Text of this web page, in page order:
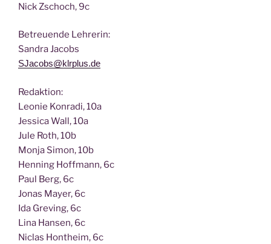
Nick Zscho­ch, 9c
Betreu­en­de Lehrerin:
San­dra Jacobs
SJacobs@klrplus.de
Redak­ti­on:
Leo­nie Kon­ra­di, 10a
Jes­si­ca Wall, 10a
Jule Roth, 10b
Mon­ja Simon, 10b
Hen­ning Hoff­mann, 6c
Paul Berg, 6c
Jonas May­er, 6c
Ida Gre­ving, 6c
Lina Han­sen, 6c
Nic­las Hont­heim, 6c